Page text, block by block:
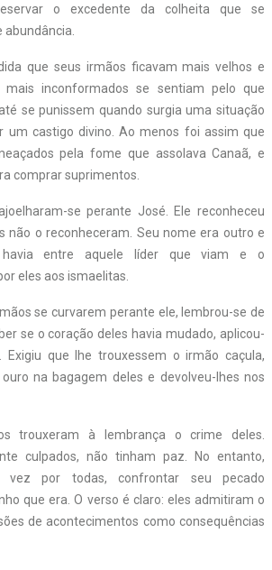
o excedente da colheita que se
abundância.
que seus irmãos ficavam mais velhos e
mais inconformados se sentiam pelo que
se punissem quando surgia uma situação
um castigo divino. Ao menos foi assim que
pela fome que assolava Canaã, e
comprar suprimentos.
se perante José. Ele reconheceu
não o reconheceram. Seu nome era outro e
havia entre aquele líder que viam e o
eles aos ismaelitas.
se curvarem perante ele, lembrou-se de
se o coração deles havia mudado, aplicou-
Exigiu que lhe trouxessem o irmão caçula,
na bagagem deles e devolveu-lhes nos
trouxeram à lembrança o crime deles.
culpados, não tinham paz. No entanto,
vez por todas, confrontar seu pecado
que era. O verso é claro: eles admitiram o
de acontecimentos como consequências